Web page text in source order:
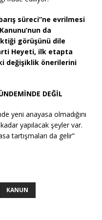
süreci”ne evrilmesi
da
görüşünü dile
Heyeti, ilk etapta
değişiklik önerilerini
DEĞİL
yeni anayasa olmadığını
yapılacak şeyler var.
tartışmaları da gelir”
KANUN